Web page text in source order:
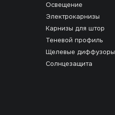
Освещение
Электрокарнизы
Карнизы для штор
Теневой профиль
Щелевые диффузоры
Солнцезащита